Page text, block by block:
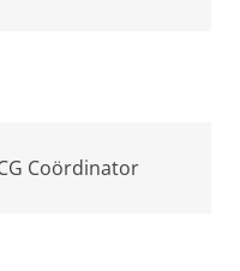
Coördinator